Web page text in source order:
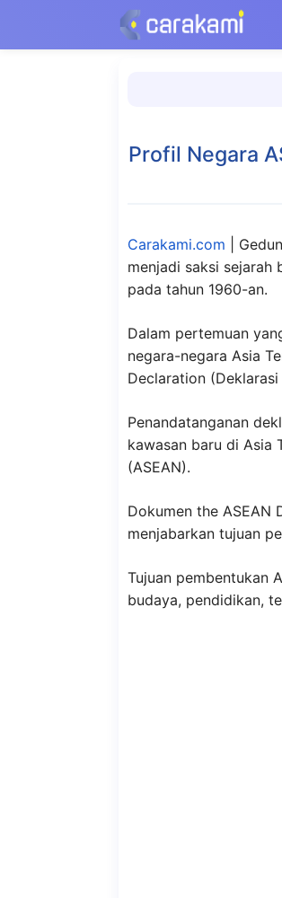
isi
Profil Negara
Carakami.com
menjadi saksi sejarah
pada tahun 1960-an.
Dalam pertemuan
negara-negara Asia
Declaration
Penandatanganan
kawasan baru di Asia
(ASEAN).
Dokumen the ASEAN
menjabarkan tujuan
Tujuan pembentukan
budaya, pendidikan,